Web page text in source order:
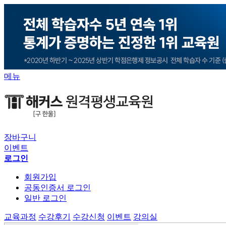
메뉴
장바구니
이벤트
로그인
회원가입
공동인증서 로그인
일반 로그인
교육과정 수강후기 수강신청 이벤트 강의실